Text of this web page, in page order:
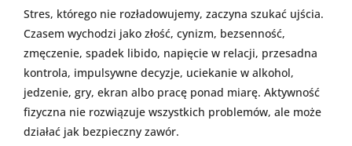
Stres, którego nie rozładowujemy, zaczyna szukać ujścia.
Czasem wychodzi jako złość, cynizm, bezsenność,
zmęczenie, spadek libido, napięcie w relacji, przesadna
kontrola, impulsywne decyzje, uciekanie w alkohol,
jedzenie, gry, ekran albo pracę ponad miarę. Aktywność
fizyczna nie rozwiązuje wszystkich problemów, ale może
działać jak bezpieczny zawór.